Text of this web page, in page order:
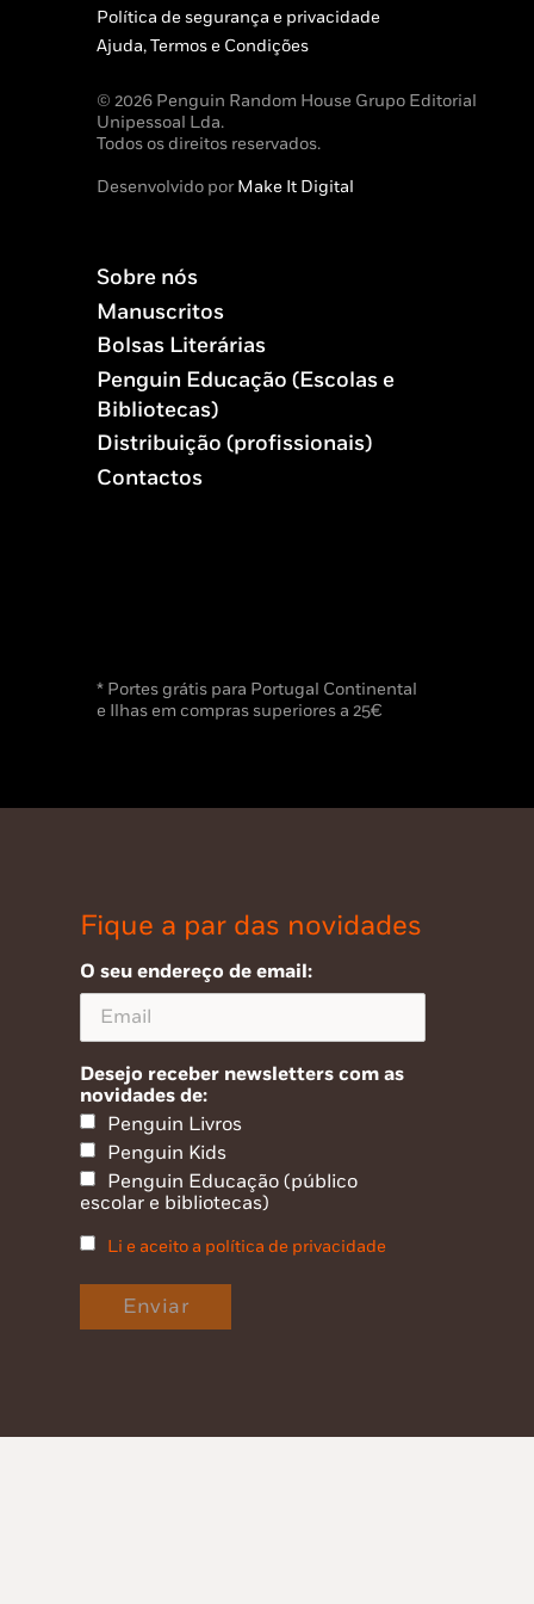
Política de segurança e privacidade
Ajuda, Termos e Condições
© 2026 Penguin Random House Grupo Editorial
Unipessoal Lda.
Todos os direitos reservados.
Desenvolvido porMake It Digital
Sobre nós
Manuscritos
Bolsas Literárias
Penguin Educação (Escolas e
Bibliotecas)
Distribuição (profissionais)
Contactos
* Portes grátis para Portugal Continental
e Ilhas em compras superiores a 25€
Fique a par das novidades
O seu endereço de email:
Desejo receber newsletters com as
novidades de:
Penguin Livros
Penguin Kids
Penguin Educação (público
escolar e bibliotecas)
Li e aceito a política de privacidade